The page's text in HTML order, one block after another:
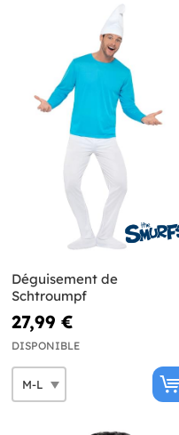
Déguisement de
Schtroumpf
27,99 €
DISPONIBLE